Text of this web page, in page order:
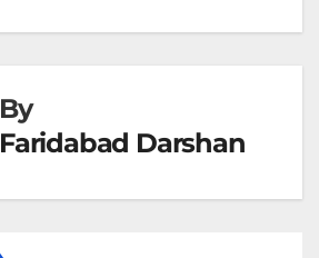
By
Faridabad Darshan